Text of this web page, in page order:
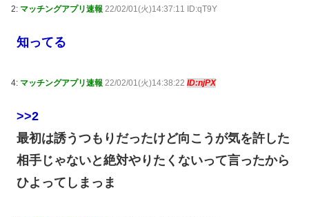
2: マッチングアプリ速報 22/02/01(火)14:37:11 ID:qT9Y
知ってる
4: マッチングアプリ速報 22/02/01(火)14:38:22 ID:njPX
>>2
最初は誘うつもりだったけど向こうが気を許した
相手じゃないと絶対やりたくないって言ったから
ひよってしまっま